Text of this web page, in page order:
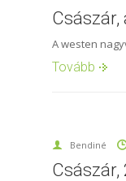
A westen
Tovább
Bendiné
Császár,